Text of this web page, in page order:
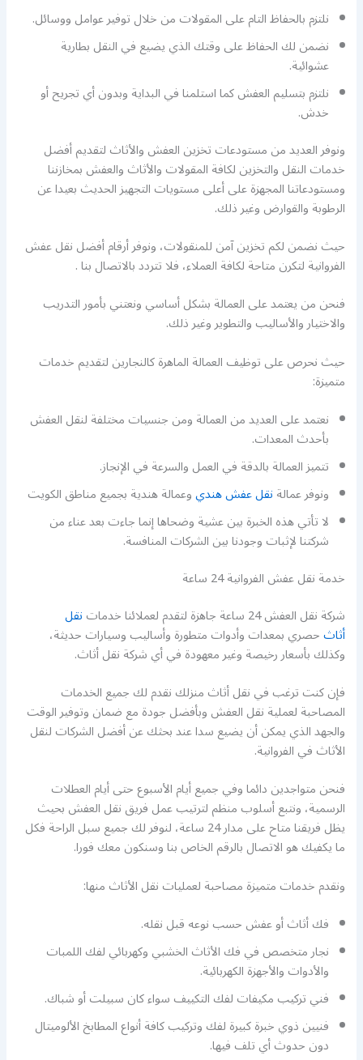
نلتزم بالحفاظ التام على المقولات من خلال توفير عوامل ووسائل.
نضمن لك الحفاظ على وقتك الذي يضيع في النقل بطارية
عشوائية.
نلتزم بتسليم العفش كما استلمنا في البداية وبدون أي تجريح أو
خدش.
ونوفر العديد من مستودعات تخزين العفش والأثاث لتقديم أفضل
خدمات النقل والتخزين لكافة المقولات والأثاث والعفش بمخازننا
ومستودعاتنا المجهزة على أعلى مستويات التجهيز الحديث بعيدا عن
الرطوبة والقوارض وغير ذلك.
حيث نضمن لكم تخزين آمن للمنقولات، ونوفر أرقام أفضل نقل عفش
الفروانية لتكرن متاحة لكافة العملاء، فلا تتردد بالاتصال بنا .
فنحن من يعتمد على العمالة بشكل أساسي ونعتني بأمور التدريب
والاختيار والأساليب والتطوير وغير ذلك.
حيث نحرص على توظيف العمالة الماهرة كالنجارين لتقديم خدمات
متميزة:
نعتمد على العديد من العمالة ومن جنسيات مختلفة لنقل العفش
بأحدث المعدات.
تتميز العمالة بالدقة في العمل والسرعة في الإنجاز.
ونوفر عمالةنقل عفش هنديوعمالة هندية بجميع مناطق الكويت
لا تأتي هذه الخبرة بين عشية وضحاها إنما جاءت بعد عناء من
شركتنا لإثبات وجودنا بين الشركات المنافسة.
خدمة نقل عفش الفروانية 24 ساعة
شركة نقل العفش 24 ساعة جاهزة لتقدم لعملائنا خدمات
نقل
أثاثحصري بمعدات وأدوات متطورة وأساليب وسيارات حديثة،
وكذلك بأسعار رخيصة وغير معهودة في أي شركة نقل أثاث.
فإن كنت ترغب في نقل أثاث منزلك نقدم لك جميع الخدمات
المصاحبة لعملية نقل العفش وبأفضل جودة مع ضمان وتوفير الوقت
والجهد الذي يمكن أن يضيع سدا عند بحثك عن أفضل الشركات لنقل
الأثاث في الفروانية.
فنحن متواجدين دائما وفي جميع أيام الأسبوع حتى أيام العطلات
الرسمية، ونتبع أسلوب منظم لترتيب عمل فريق نقل العفش بحيث
يظل فريقنا متاح على مدار 24 ساعة، لنوفر لك جميع سبل الراحة فكل
ما يكفيك هو الاتصال بالرقم الخاص بنا وسنكون معك فورا.
ونقدم خدمات متميزة مصاحبة لعمليات نقل الأثاث منها:
فك أثاث أو عفش حسب نوعه قبل نقله.
نجار متخصص في فك الأثاث الخشبي وكهربائي لفك اللمبات
والأدوات والأجهزة الكهربائية.
فني تركيب مكيفات لفك التكييف سواء كان سبيلت أو شباك.
فنيين ذوي خبرة كبيرة لفك وتركيب كافة أنواع المطابخ الألوميتال
دون حدوث أي تلف فيها.